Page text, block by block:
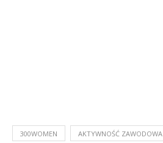
300WOMEN AKTYWNOŚĆ ZAWODOWA